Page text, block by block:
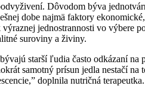
Dôvodom býva
dobe najmä faktory
jednostrannosti vo výbere
suroviny a živiny.
starší ľudia často odkázaní na
samotný prísun jedla nestačí
doplnila nutričná terapeutka.